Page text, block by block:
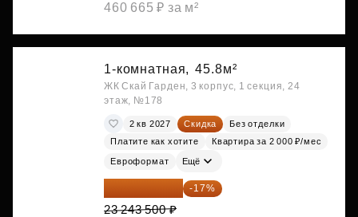
460 665 ₽ за м²
1-комнатная, 45.8м²
ЖК Скай Гарден, 3 корпус, 1 секция, 24
этаж, №178
2 кв 2027 Скидка
Без отделки
Платите как хотите
Квартира за 2 000 ₽/мес
Евроформат Ещё
19 292 105 ₽ -17%
23 243 500 ₽